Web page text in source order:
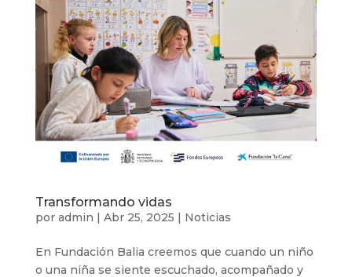
Transformando vidas
por admin | Abr 25, 2025 | Noticias
En Fundación Balia creemos que cuando un niño
o una niña se siente escuchado, acompañado y